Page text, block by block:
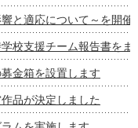
と適応について～を開催
校支援チーム報告書をま
金箱を設置します
品が決定しました